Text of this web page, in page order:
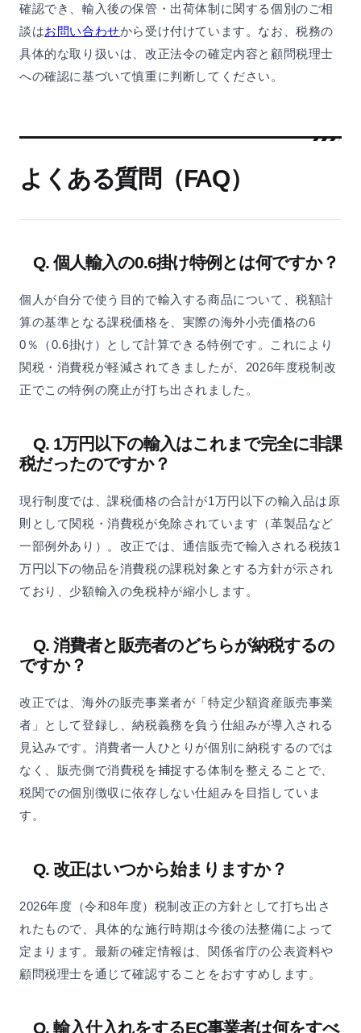
確認でき、輸入後の保管・出荷体制に関する個別のご相
談はお問い合わせから受け付けています。なお、税務の
具体的な取り扱いは、改正法令の確定内容と顧問税理士
への確認に基づいて慎重に判断してください。
よくある質問（FAQ）
Q. 個人輸入の0.6掛け特例とは何ですか？
個人が自分で使う目的で輸入する商品について、税額計
算の基準となる課税価格を、実際の海外小売価格の6
0％（0.6掛け）として計算できる特例です。これにより
関税・消費税が軽減されてきましたが、2026年度税制改
正でこの特例の廃止が打ち出されました。
Q. 1万円以下の輸入はこれまで完全に非課
税だったのですか？
現行制度では、課税価格の合計が1万円以下の輸入品は原
則として関税・消費税が免除されています（革製品など
一部例外あり）。改正では、通信販売で輸入される税抜1
万円以下の物品を消費税の課税対象とする方針が示され
ており、少額輸入の免税枠が縮小します。
Q. 消費者と販売者のどちらが納税するの
ですか？
改正では、海外の販売事業者が「特定少額資産販売事業
者」として登録し、納税義務を負う仕組みが導入される
見込みです。消費者一人ひとりが個別に納税するのでは
なく、販売側で消費税を捕捉する体制を整えることで、
税関での個別徴収に依存しない仕組みを目指していま
す。
Q. 改正はいつから始まりますか？
2026年度（令和8年度）税制改正の方針として打ち出さ
れたもので、具体的な施行時期は今後の法整備によって
定まります。最新の確定情報は、関係省庁の公表資料や
顧問税理士を通じて確認することをおすすめします。
Q. 輸入仕入れをするEC事業者は何をすべ